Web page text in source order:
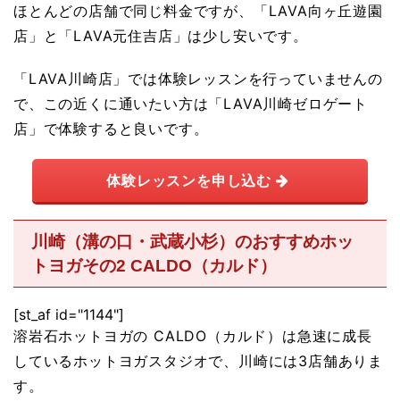
ほとんどの店舗で同じ料金ですが、「LAVA向ヶ丘遊園
店」と「LAVA元住吉店」は少し安いです。
「LAVA川崎店」では体験レッスンを行っていませんの
で、この近くに通いたい方は「LAVA川崎ゼロゲート
店」で体験すると良いです。
体験レッスンを申し込む
川崎（溝の口・武蔵小杉）のおすすめホッ
トヨガその2 CALDO（カルド）
[st_af id="1144"]
溶岩石ホットヨガの CALDO（カルド）は急速に成長
しているホットヨガスタジオで、川崎には3店舗ありま
す。